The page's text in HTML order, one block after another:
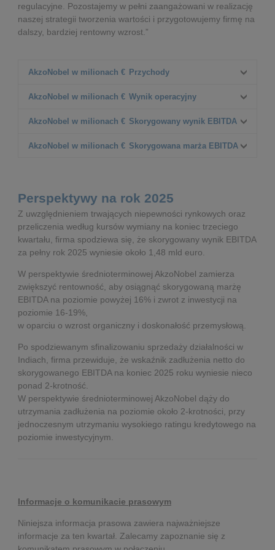
regulacyjne. Pozostajemy w pełni zaangażowani w realizację
naszej strategii tworzenia wartości i przygotowujemy firmę na
dalszy, bardziej rentowny wzrost.”
AkzoNobel w milionach € Przychody
Q3 2024 r. 2 668
Q3 2025 r. 2 547
Δ% (5%)
AkzoNobel w milionach € Wynik operacyjny
Q3 2024 r. 259
Q3 2025 r. (29)
Δ% organiczne
AkzoNobel w milionach € Skorygowany wynik EBITDA
Q3 2024 r. 394
Δ% (2%)
Δ% organiczne
AkzoNobel w milionach € Skorygowana marża EBITDA
Q3 2025 r. 15,1%
Δ%
Δ% organiczne
Perspektywy na rok 2025
Z uwzględnieniem trwających niepewności rynkowych oraz
przeliczenia według kursów wymiany na koniec trzeciego
kwartału, firma spodziewa się, że skorygowany wynik EBITDA
za pełny rok 2025 wyniesie około 1,48 mld euro.
W perspektywie średnioterminowej AkzoNobel zamierza
zwiększyć rentowność, aby osiągnąć skorygowaną marżę
EBITDA na poziomie powyżej 16% i zwrot z inwestycji na
poziomie 16-19%,
w oparciu o wzrost organiczny i doskonałość przemysłową.
Po spodziewanym sfinalizowaniu sprzedaży działalności w
Indiach, firma przewiduje, że wskaźnik zadłużenia netto do
skorygowanego EBITDA na koniec 2025 roku wyniesie nieco
ponad 2-krotność.
W perspektywie średnioterminowej AkzoNobel dąży do
utrzymania zadłużenia na poziomie około 2-krotności, przy
jednoczesnym utrzymaniu wysokiego ratingu kredytowego na
poziomie inwestycyjnym.
Informacje o komunikacie prasowym
Niniejsza informacja prasowa zawiera najważniejsze
informacje za ten kwartał. Zalecamy zapoznanie się z